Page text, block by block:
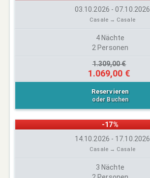
03.10.2026 - 07.10.2026
Casale → Casale
4 Nächte
2 Personen
1.309,00 €
1.069,00 €
Reservieren
oder Buchen
-17%
14.10.2026 - 17.10.2026
Casale → Casale
3 Nächte